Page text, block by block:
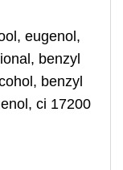
eugenol,
benzyl
benzyl
ci 17200